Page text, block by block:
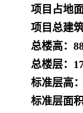
项目占地
项目总建
总楼高：
总楼层：
标准层高
标准层面